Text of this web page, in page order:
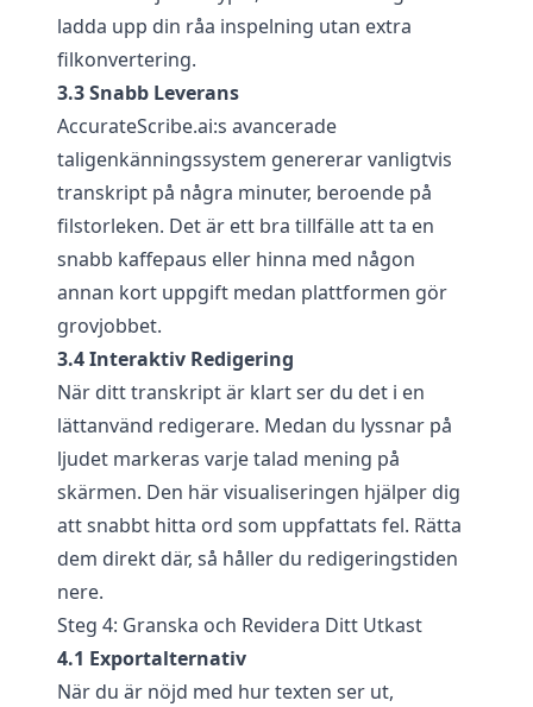
ladda upp din råa inspelning utan extra
filkonvertering.
3.3 Snabb Leverans
AccurateScribe.ai:s avancerade
taligenkänningssystem genererar vanligtvis
transkript på några minuter, beroende på
filstorleken. Det är ett bra tillfälle att ta en
snabb kaffepaus eller hinna med någon
annan kort uppgift medan plattformen gör
grovjobbet.
3.4 Interaktiv Redigering
När ditt transkript är klart ser du det i en
lättanvänd redigerare. Medan du lyssnar på
ljudet markeras varje talad mening på
skärmen. Den här visualiseringen hjälper dig
att snabbt hitta ord som uppfattats fel. Rätta
dem direkt där, så håller du redigeringstiden
nere.
Steg 4: Granska och Revidera Ditt Utkast
4.1 Exportalternativ
När du är nöjd med hur texten ser ut,